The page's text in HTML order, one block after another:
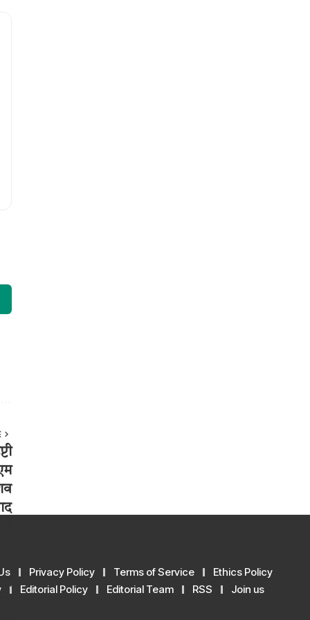
Privacy Policy Terms of Service
Ethics Policy
Editorial Policy Editorial Team RSS Join us